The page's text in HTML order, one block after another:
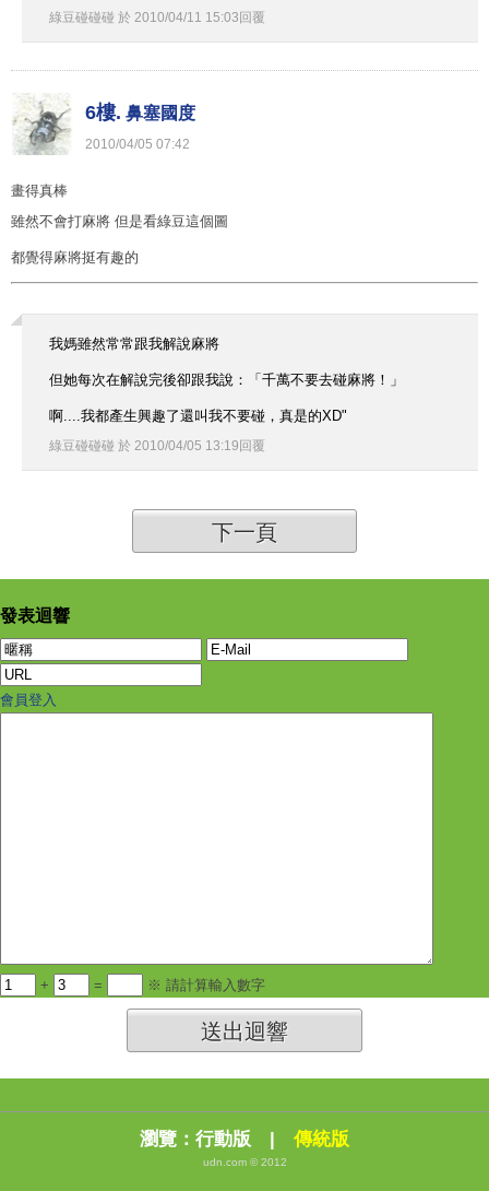
綠豆碰碰碰 於 2010/04/11 15:03 回覆
6樓. 鼻塞國度
2010/04/05 07:42
畫得真棒
雖然不會打麻將 但是看綠豆這個圖
都覺得麻將挺有趣的
我媽雖然常常跟我解說麻將
但她每次在解說完後卻跟我說：「千萬不要去碰麻將！」
啊....我都產生興趣了還叫我不要碰，真是的XD"
綠豆碰碰碰 於 2010/04/05 13:19 回覆
下一頁
發表迴響
會員登入
+ = ※ 請計算輸入數字
送出迴響
瀏覽： 行動版 | 傳統版
udn.com © 2012